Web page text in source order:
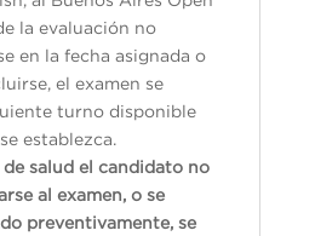
la evaluación no
en la fecha asignada o
el examen se
turno disponible
establezca.
de salud el candidato no
al examen, o se
preventivamente, se